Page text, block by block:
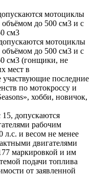
мотоциклы
до 500 см3 и с
см3
мотоциклы
до 500 см3 и с
см3 (гонщики, не
мест в
участвующие последние
по мотокроссу и
хобби, новичок,
допускаются
рабочим
и весом не менее
двигателями
маркировкой и им
подачи топлива
от заявленной